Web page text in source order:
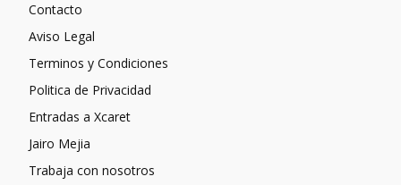
Contacto
Aviso Legal
Terminos y Condiciones
Politica de Privacidad
Entradas a Xcaret
Jairo Mejia
Trabaja con nosotros